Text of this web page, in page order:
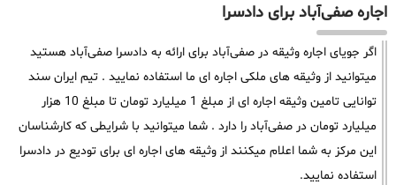
اجاره صفی‌آباد برای دادسرا
اگر جویای اجاره وثیقه در صفی‌آباد برای ارائه به دادسرا صفی‌آباد هستید
میتوانید از وثیقه های ملکی اجاره ای ما استفاده نمایید . تیم ایران سند
توانایی تامین وثیقه اجاره ای از مبلغ 1 میلیارد تومان تا مبلغ 10 هزار
میلیارد تومان در صفی‌آباد را دارد . شما میتوانید با شرایطی که کارشناسان
این مرکز به شما اعلام میکنند از وثیقه های اجاره ای برای تودیع در دادسرا
استفاده نمایید.